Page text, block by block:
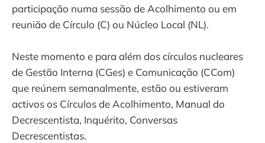
participação numa sessão de Acolhimento ou em
reunião de Círculo (C) ou Núcleo Local (NL).
Neste momento e para além dos círculos nucleares
de Gestão Interna (CGes) e Comunicação (CCom)
que reúnem semanalmente, estão ou estiveram
activos os Círculos de Acolhimento, Manual do
Decrescentista, Inquérito, Conversas
Decrescentistas.